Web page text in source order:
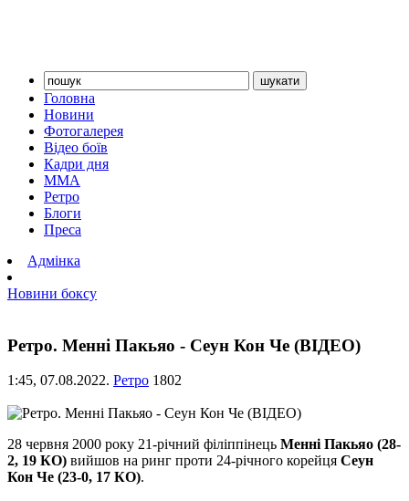
Головна
Новини
Фотогалерея
Відео боїв
Кадри дня
ММА
Ретро
Блоги
Преса
Адмінка
Новини боксу
Ретро. Менні Пакьяо - Сеун Кон Че (ВІДЕО)
1:45, 07.08.2022. Ретро 1802
28 червня 2000 року 21-річний філіппінець Менні Пакьяо (28-
2, 19 КО) вийшов на ринг проти 24-річного корейця Сеун
Кон Че (23-0, 17 КО).